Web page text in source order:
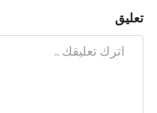
تعليق